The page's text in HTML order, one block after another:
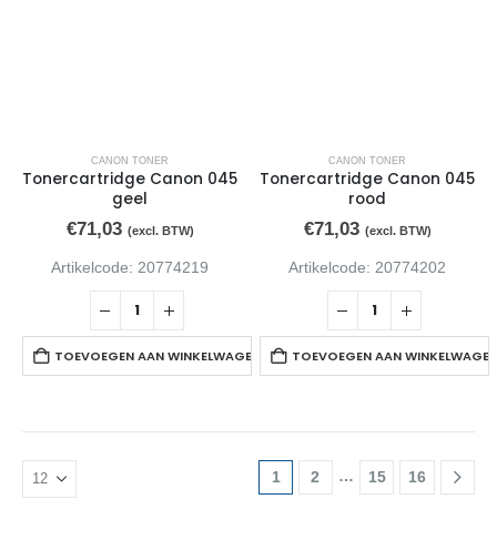
CANON TONER
Tonercartridge Canon 045
geel
€71,03 (excl. BTW)
Artikelcode: 20774219
TOEVOEGEN AAN WINKELWAGEN
CANON TONER
Tonercartridge Canon 045
rood
€71,03 (excl. BTW)
Artikelcode: 20774202
TOEVOEGEN AAN
1 2 … 15 16